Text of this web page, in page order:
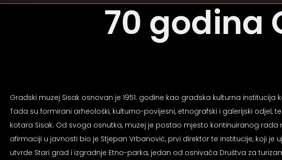
70 godina
Gradski muzej Sisak osnovan je 1951. godine kao gradska kulturna
Tada su formirani arheološki, kulturno-povijesni, etnografski i galerijski odjel,
kotara Sisak. Od svoga osnutka, muzej je postao mjesto kontinuiranog
afirmaciji u javnosti bio je Stjepan Vrbanović, prvi direktor te institucije, koji
utvrde Stari grad i izgradnje Etno-parka, jedan od osnivača Društva za
za osobe sa oštećenjem vida
profil za epilepsiju